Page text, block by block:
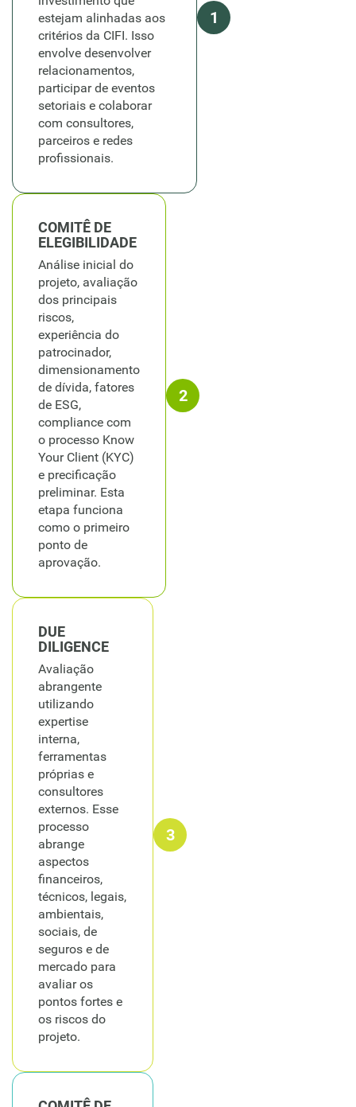
estejam alinhadas aos
critérios da CIFI. Isso
envolve desenvolver
relacionamentos,
participar de eventos
setoriais e colaborar
com consultores,
parceiros e redes
profissionais.
1
COMITÊ DE
ELEGIBILIDADE
Análise inicial do
projeto, avaliação
dos principais
riscos,
experiência do
patrocinador,
dimensionamento
de dívida, fatores
de ESG,
compliance com
o processo Know
Your Client (KYC)
e precificação
preliminar. Esta
etapa funciona
como o primeiro
ponto de
aprovação.
2
DUE
DILIGENCE
Avaliação
abrangente
utilizando
expertise
interna,
ferramentas
próprias e
consultores
externos. Esse
processo
abrange
aspectos
financeiros,
técnicos, legais,
ambientais,
sociais, de
seguros e de
mercado para
avaliar os
pontos fortes e
os riscos do
projeto.
3